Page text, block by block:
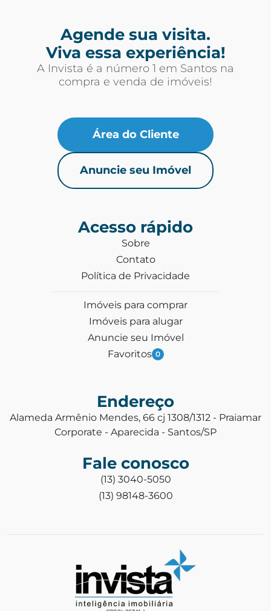
Agende sua visita.
Viva essa experiência!
A Invista é a número 1 em Santos na
compra e venda de imóveis!
Área do Cliente
Anuncie seu Imóvel
Acesso rápido
Sobre
Contato
Política de Privacidade
Imóveis para comprar
Imóveis para alugar
Anuncie seu Imóvel
Favoritos 0
Endereço
Alameda Armênio Mendes, 66 cj 1308/1312 - Praiamar
Corporate - Aparecida - Santos/SP
Fale conosco
(13) 3040-5050
(13) 98148-3600